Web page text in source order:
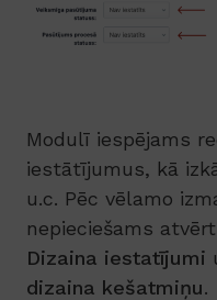
Modulī iespējams
iestātījumus, kā
u.c. Pēc vēlamo
nepieciešams
Dizaina iestatījumi
dizaina kešatmiņu.